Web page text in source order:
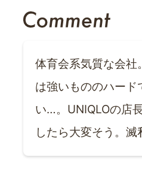
体育会系気質な会社
は強いもののハー
い…。UNIQLOの店
したら大変そう。滅